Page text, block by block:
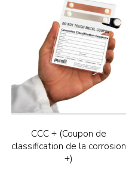
CCC + (Coupon de
classification de la corrosion
+)